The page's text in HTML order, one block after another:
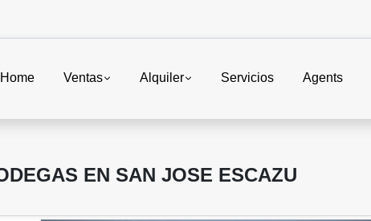
Home Ventas Alquiler Servicios Agents
EN SAN JOSE ESCAZU